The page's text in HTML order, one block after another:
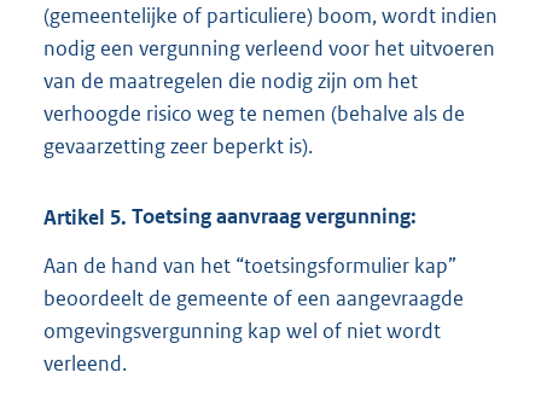
(gemeentelijke of particuliere) boom, wordt indien
nodig een vergunning verleend voor het uitvoeren
van de maatregelen die nodig zijn om het
verhoogde risico weg te nemen (behalve als de
gevaarzetting zeer beperkt is).
Artikel 5. Toetsing aanvraag vergunning:
Aan de hand van het “toetsingsformulier kap”
beoordeelt de gemeente of een aangevraagde
omgevingsvergunning kap wel of niet wordt
verleend.